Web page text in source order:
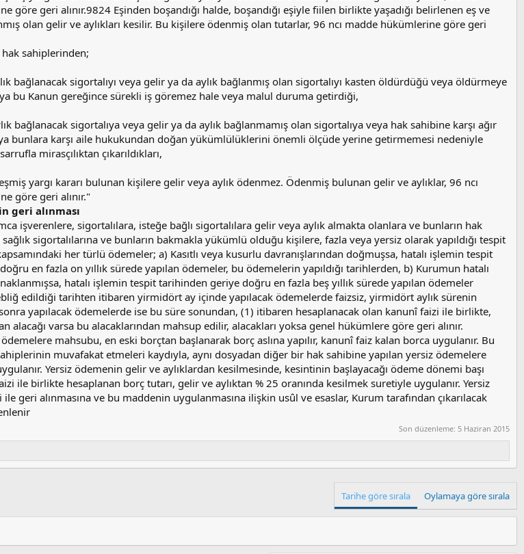
göre geri alınır.9824 Eşinden boşandığı halde, boşandığı eşiyle fiilen birlikte yaşadığı belirlenen eş ve
olan gelir ve aylıkları kesilir. Bu kişilere ödenmiş olan tutarlar, 96 ncı madde hükümlerine göre geri
hak sahiplerinden;
bağlanacak sigortalıyı veya gelir ya da aylık bağlanmış olan sigortalıyı kasten öldürdüğü veya öldürmeye
bu Kanun gereğince sürekli iş göremez hale veya malul duruma getirdiği,
bağlanacak sigortalıya veya gelir ya da aylık bağlanmamış olan sigortalıya veya hak sahibine karşı ağır
bunlara karşı aile hukukundan doğan yükümlülüklerini önemli ölçüde yerine getirmemesi nedeniyle
mirasçılıktan çıkarıldıkları,
yargı kararı bulunan kişilere gelir veya aylık ödenmez. Ödenmiş bulunan gelir ve aylıklar, 96 ncı
göre geri alınır."
geri alınması
işverenlere, sigortalılara, isteğe bağlı sigortalılara gelir veya aylık almakta olanlara ve bunların hak
sigortalılarına ve bunların bakmakla yükümlü olduğu kişilere, fazla veya yersiz olarak yapıldığı tespit
her türlü ödemeler; a) Kasıtlı veya kusurlu davranışlarından doğmuşsa, hatalı işlemin tespit
en fazla on yıllık sürede yapılan ödemeler, bu ödemelerin yapıldığı tarihlerden, b) Kurumun hatalı
hatalı işlemin tespit tarihinden geriye doğru en fazla beş yıllık sürede yapılan ödemeler
edildiği tarihten itibaren yirmidört ay içinde yapılacak ödemelerde faizsiz, yirmidört aylık sürenin
yapılacak ödemelerde ise bu süre sonundan, (1) itibaren hesaplanacak olan kanunî faizi ile birlikte,
alacağı varsa bu alacaklarından mahsup edilir, alacakları yoksa genel hükümlere göre geri alınır.
mahsubu, en eski borçtan başlanarak borç aslına yapılır, kanunî faiz kalan borca uygulanır. Bu
muvafakat etmeleri kaydıyla, aynı dosyadan diğer bir hak sahibine yapılan yersiz ödemelere
Yersiz ödemenin gelir ve aylıklardan kesilmesinde, kesintinin başlayacağı ödeme dönemi başı
ile birlikte hesaplanan borç tutarı, gelir ve aylıktan % 25 oranında kesilmek suretiyle uygulanır. Yersiz
geri alınmasına ve bu maddenin uygulanmasına ilişkin usûl ve esaslar, Kurum tarafından çıkarılacak
Son düzenleme: 5 Haziran 2015
Tarihe göre sırala Oylamaya göre sırala